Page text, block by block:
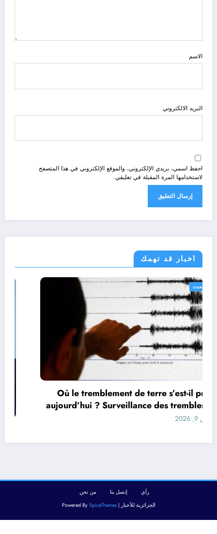
الاسم
البريد الالكتروني
احفظ اسمي، بريدي الإلكتروني، والموقع الإلكتروني في هذا المتصفح
لاستخدامها المرة المقبلة في تعليقي.
اخبار قد تهمك
الجزائر الحدث
Où le tremblement de terre s’est-il produit
aujourd’hui ? Surveillance des tremblements
de terre dans le monde&
أغسطس 9, 2026
رأي إتصل بنا
من نحن
الجزائرية للأخبار | Powered BySpiceThemes